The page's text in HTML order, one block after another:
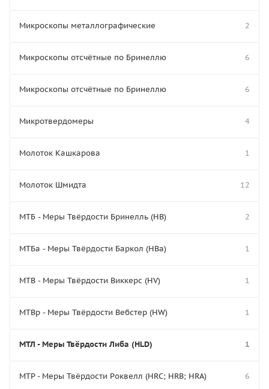
Микроскопы металлографические 2
Микроскопы отсчётные по Бринеллю 6
Микроскопы отсчётные по Бринеллю 6
Микротвердомеры 4
Молоток Кашкарова 1
Молоток Шмидта 12
МТБ - Меры Твёрдости Бринелль (HB) 2
МТБа - Меры Твёрдости Баркол (HBa) 1
МТВ - Меры Твёрдости Виккерс (HV) 1
МТВр - Меры Твёрдости Вебстер (HW) 1
МТЛ - Меры Твёрдости Либа (HLD) 1
МТР - Меры Твёрдости Роквелл (HRC; HRB; HRA) 6